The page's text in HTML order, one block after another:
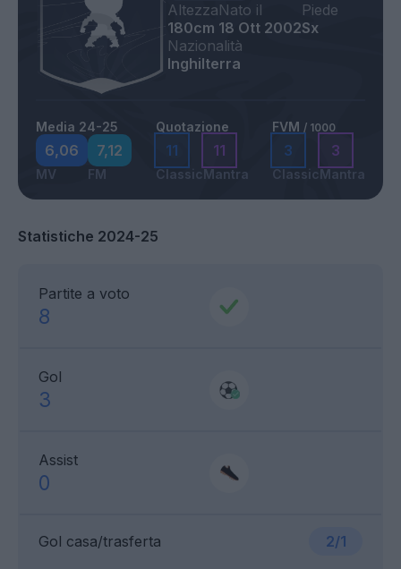
Altezza
180cm
Nato il
18 Ott 2002
Piede
Sx
Nazionalità
Inghilterra
Media 24-25
6,06
MV
7,12
FM
Quotazione
11
Classic
11
Mantra
FVM / 1000
3
Classic
3
Mantra
Statistiche 2024-25
Partite a voto
8
Gol
3
Assist
0
Gol casa/trasferta 2/1